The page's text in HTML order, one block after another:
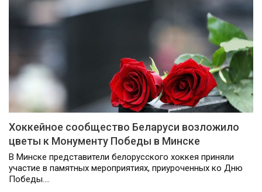
Хоккейное сообщество Беларуси возложило
цветы к Монументу Победы в Минске
В Минске представители белорусского хоккея приняли
участие в памятных мероприятиях, приуроченных ко Дню
Победы.…